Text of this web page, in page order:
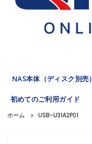
NAS本体（ディスク別売）
初めてのご利用ガイド
USB-U31A2P01